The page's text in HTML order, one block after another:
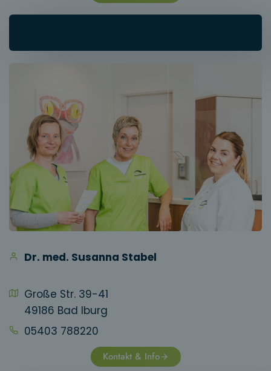
Dr. med. Susanna Stabel
Große Str. 39-41
49186 Bad Iburg
05403 788220
Kontakt & Info